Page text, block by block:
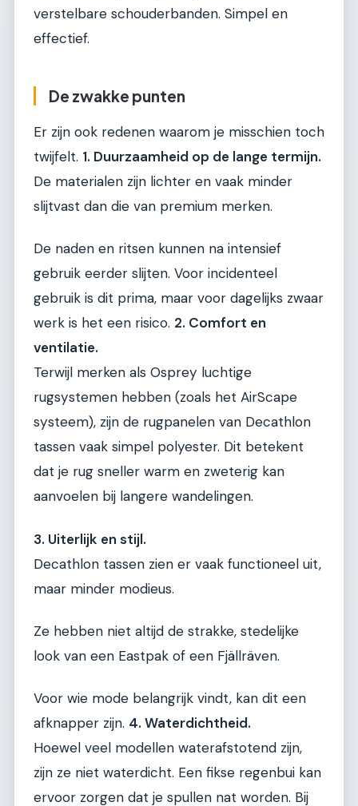
verstelbare schouderbanden. Simpel en
effectief.
De zwakke punten
Er zijn ook redenen waarom je misschien toch
twijfelt. 1. Duurzaamheid op de lange termijn.
De materialen zijn lichter en vaak minder
slijtvast dan die van premium merken.
De naden en ritsen kunnen na intensief
gebruik eerder slijten. Voor incidenteel
gebruik is dit prima, maar voor dagelijks zwaar
werk is het een risico. 2. Comfort en
ventilatie.
Terwijl merken als Osprey luchtige
rugsystemen hebben (zoals het AirScape
systeem), zijn de rugpanelen van Decathlon
tassen vaak simpel polyester. Dit betekent
dat je rug sneller warm en zweterig kan
aanvoelen bij langere wandelingen.
3. Uiterlijk en stijl.
Decathlon tassen zien er vaak functioneel uit,
maar minder modieus.
Ze hebben niet altijd de strakke, stedelijke
look van een Eastpak of een Fjällräven.
Voor wie mode belangrijk vindt, kan dit een
afknapper zijn. 4. Waterdichtheid.
Hoewel veel modellen waterafstotend zijn,
zijn ze niet waterdicht. Een fikse regenbui kan
ervoor zorgen dat je spullen nat worden. Bij